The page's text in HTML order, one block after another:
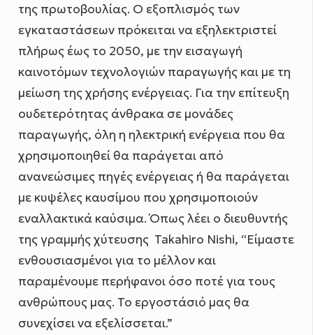
της πρωτοβουλίας. Ο εξοπλισμός των
εγκαταστάσεων πρόκειται να εξηλεκτριστεί
πλήρως έως το 2050, με την εισαγωγή
καινοτόμων τεχνολογιών παραγωγής και με τη
μείωση της χρήσης ενέργειας. Για την επίτευξη
ουδετερότητας άνθρακα σε μονάδες
παραγωγής, όλη η ηλεκτρική ενέργεια που θα
χρησιμοποιηθεί θα παράγεται από
ανανεώσιμες πηγές ενέργειας ή θα παράγεται
με κυψέλες καυσίμου που χρησιμοποιούν
εναλλακτικά καύσιμα. Όπως λέει ο διευθυντής
της γραμμής χύτευσης Takahiro Nishi, “Είμαστε
ενθουσιασμένοι για το μέλλον και
παραμένουμε περήφανοι όσο ποτέ για τους
ανθρώπους μας. Το εργοστάσιό μας θα
συνεχίσει να εξελίσσεται.”